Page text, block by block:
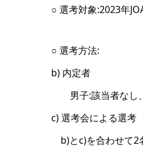
○ 選考対象:2023年
○ 選考方法:
b) 内定者
男子:該当者なし
c) 選考会による選考
b)とc)を合わせて2